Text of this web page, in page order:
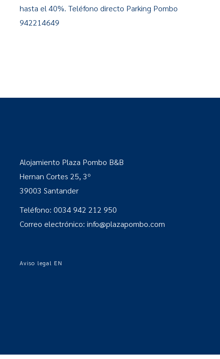
hasta el 40%. Teléfono directo Parking Pombo
942214649
Alojamiento Plaza Pombo B&B
Hernan Cortes 25, 3º
39003 Santander
Teléfono: 0034 942 212 950
Correo electrónico: info@plazapombo.com
Aviso legal EN